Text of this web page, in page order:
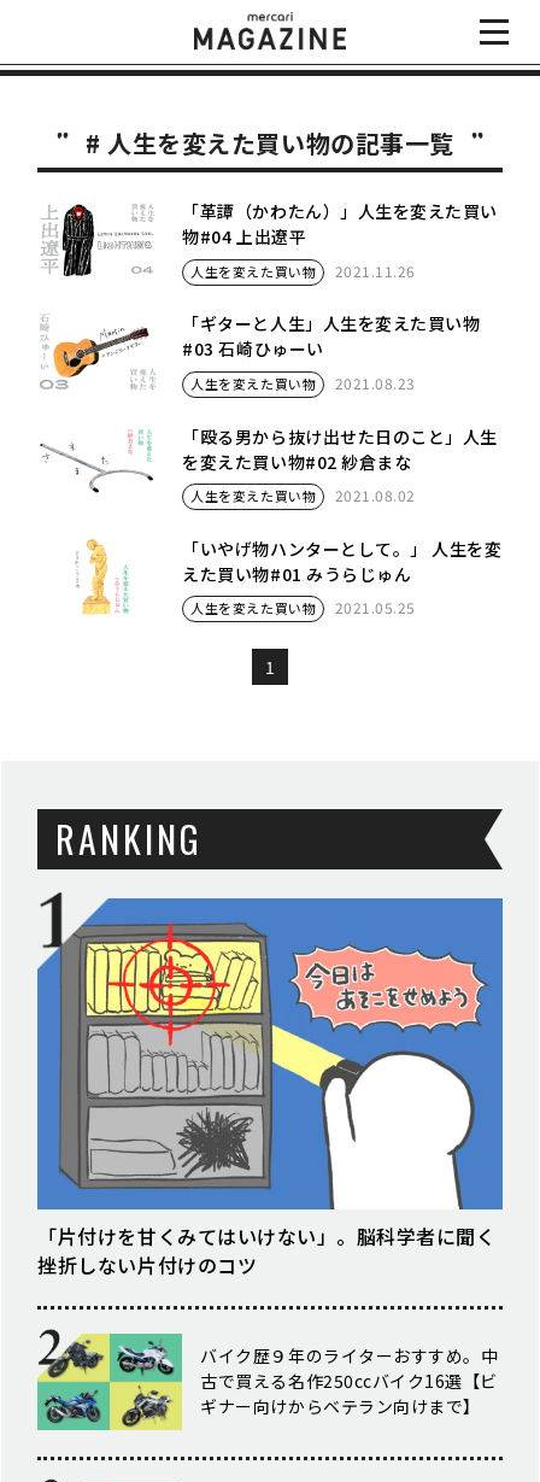
# 人生を変えた買い物の記事一覧
「革譚（かわたん）」人生を変えた買い
物#04 上出遼平
人生を変えた買い物 2021.11.26
「ギターと人生」人生を変えた買い物
#03 石崎ひゅーい
人生を変えた買い物 2021.08.23
「殴る男から抜け出せた日のこと」人生
を変えた買い物#02 紗倉まな
人生を変えた買い物 2021.08.02
「いやげ物ハンターとして。」 人生を変
えた買い物#01 みうらじゅん
人生を変えた買い物 2021.05.25
1
RANKING
「片付けを甘くみてはいけない」。脳科学者に聞く
挫折しない片付けのコツ
バイク歴９年のライターおすすめ。中
古で買える名作250ccバイク16選【ビ
ギナー向けからベテラン向けまで】